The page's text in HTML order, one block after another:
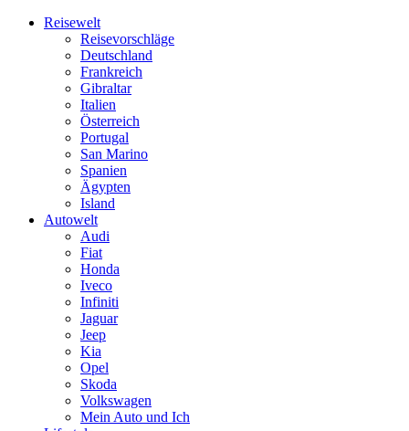
Skip
Reisewelt
Reisevorschläge
Deutschland
Frankreich
Gibraltar
Italien
Österreich
Portugal
San Marino
Spanien
Ägypten
Island
Autowelt
Audi
Fiat
Honda
Iveco
Infiniti
Jaguar
Jeep
Kia
Opel
Skoda
Volkswagen
Mein Auto und Ich